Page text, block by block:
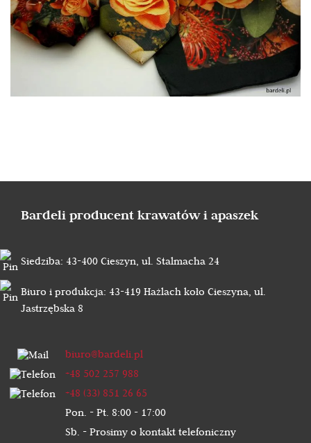
Bardeli producent krawatów i apaszek
Siedziba: 43-400 Cieszyn, ul. Stalmacha 24
Biuro i produkcja: 43-419 Hażlach koło Cieszyna, ul.
Jastrzębska 8
biuro@bardeli.pl
+48 502 257 988
+48 (33) 851 26 65
Pon. - Pt. 8:00 - 17:00
Sb. - Prosimy o kontakt telefoniczny